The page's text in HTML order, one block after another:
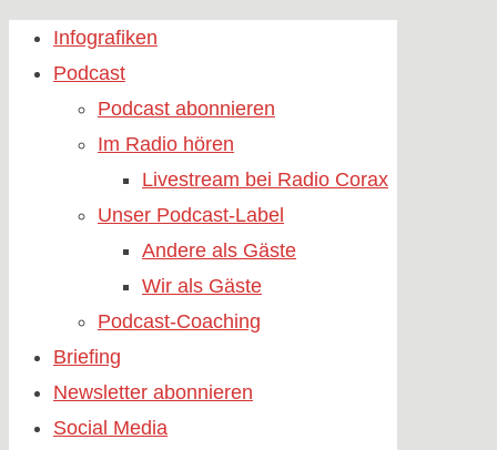
Skip
Infografiken
Podcast
Podcast abonnieren
Im Radio hören
Livestream bei Radio Corax
Unser Podcast-Label
Andere als Gäste
Wir als Gäste
Podcast-Coaching
Briefing
Newsletter abonnieren
Social Media